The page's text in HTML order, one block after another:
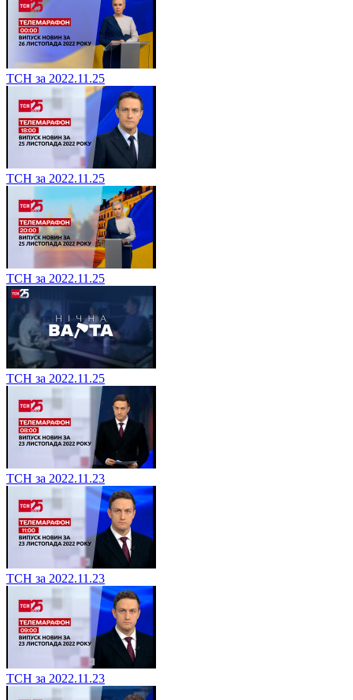
ТСН за 2022.11.25
ТСН за 2022.11.25
ТСН за 2022.11.25
ТСН за 2022.11.25
ТСН за 2022.11.23
ТСН за 2022.11.23
ТСН за 2022.11.23